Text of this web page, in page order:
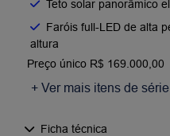
Teto solar panorâmico
Faróis full-LED de alta
altura
Preço único R$ 169.000,00
+ Ver mais itens de série
Ficha técnica